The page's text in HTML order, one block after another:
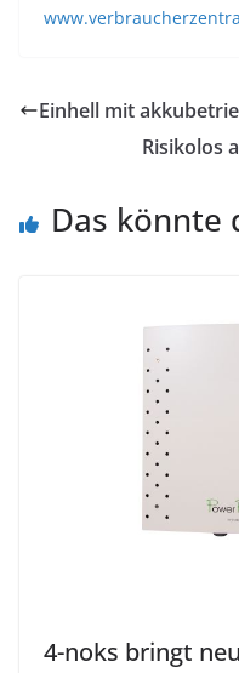
Einhell mit
Risikolos
Das könnte
4-noks bringt